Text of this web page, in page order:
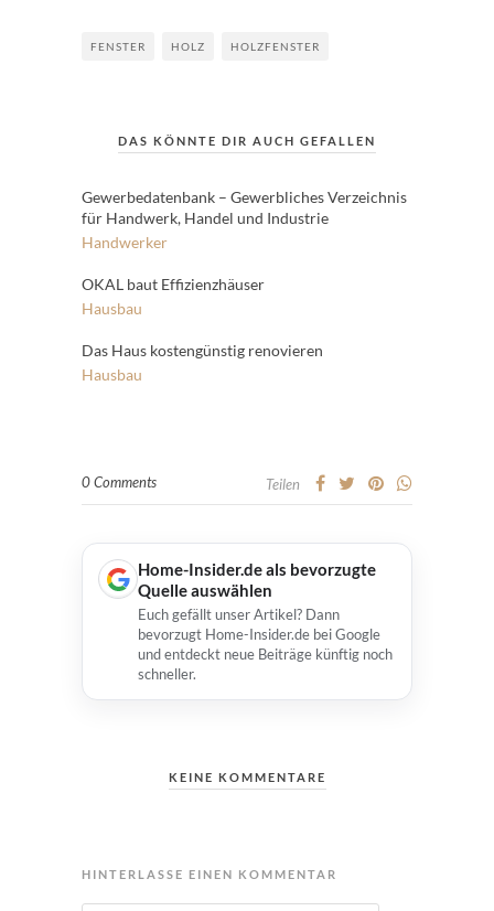
FENSTER HOLZ HOLZFENSTER
DAS KÖNNTE DIR AUCH GEFALLEN
Gewerbedatenbank – Gewerbliches Verzeichnis
für Handwerk, Handel und Industrie
Handwerker
OKAL baut Effizienzhäuser
Hausbau
Das Haus kostengünstig renovieren
Hausbau
0 Comments Teilen
Home-Insider.de als bevorzugte
Quelle auswählen
Euch gefällt unser Artikel? Dann
bevorzugt Home-Insider.de bei Google
und entdeckt neue Beiträge künftig noch
schneller.
KEINE KOMMENTARE
HINTERLASSE EINEN KOMMENTAR